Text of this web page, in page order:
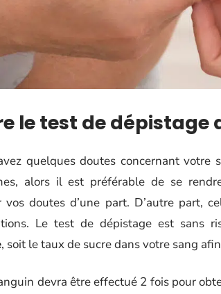
le test de dépistage
quelques doutes concernant
alors il est préférable de se
vos doutes d’une part. D’autre part,
Le test de dépistage est sans
, soit le taux de sucre dans votre sang afin
devra être effectué 2 fois pour